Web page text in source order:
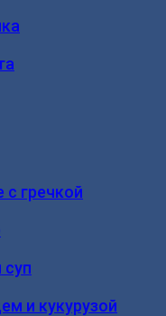
гречкой
и кукурузой